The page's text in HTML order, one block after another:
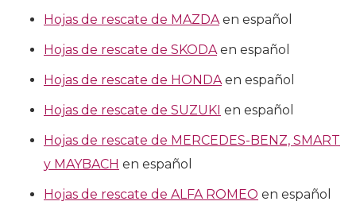
Hojas de rescate de MAZDAen español
Hojas de rescate de SKODAen español
Hojas de rescate de HONDAen español
Hojas de rescate de SUZUKI en español
Hojas de rescate de MERCEDES-BENZ, SMART
y MAYBACH en español
Hojas de rescate de ALFA ROMEO en español